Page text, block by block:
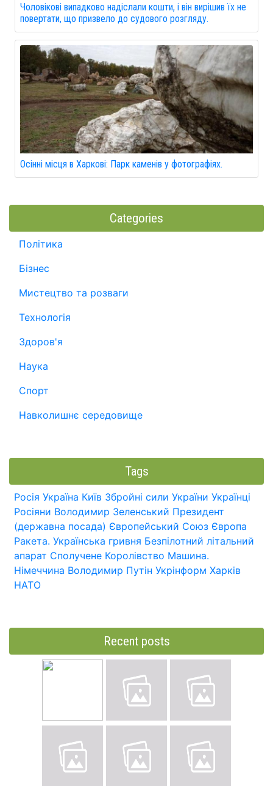
Чоловікові випадково надіслали кошти, і він вирішив їх не
повертати, що призвело до судового розгляду.
Осінні місця в Харкові: Парк каменів у фотографіях.
Categories
Політика
Бізнес
Мистецтво та розваги
Технологія
Здоров'я
Наука
Спорт
Навколишнє середовище
Tags
Росія Україна Київ Збройні сили України Українці
Росіяни Володимир Зеленський Президент
(державна посада) Європейський Союз Європа
Ракета. Українська гривня Безпілотний літальний
апарат Сполучене Королівство Машина.
Німеччина Володимир Путін Укрінформ Харків
НАТО
Recent posts